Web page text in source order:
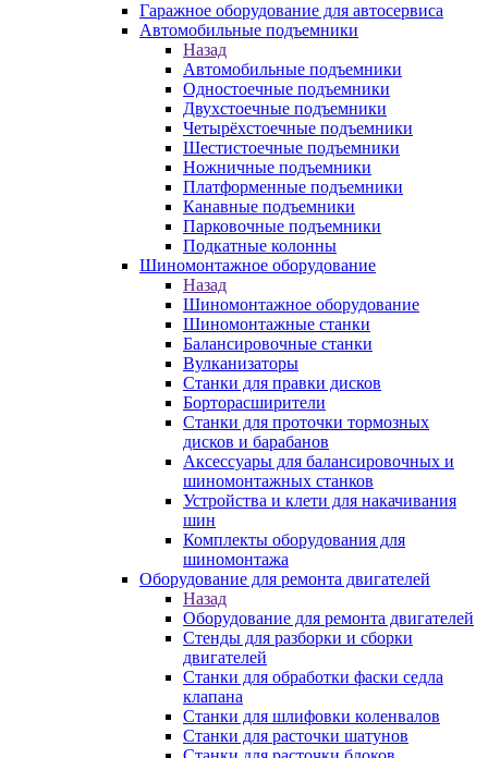
Гаражное оборудование для автосервиса
Автомобильные подъемники
Назад
Автомобильные подъемники
Одностоечные подъемники
Двухстоечные подъемники
Четырёхстоечные подъемники
Шестистоечные подъемники
Ножничные подъемники
Платформенные подъемники
Канавные подъемники
Парковочные подъемники
Подкатные колонны
Шиномонтажное оборудование
Назад
Шиномонтажное оборудование
Шиномонтажные станки
Балансировочные станки
Вулканизаторы
Станки для правки дисков
Борторасширители
Станки для проточки тормозных
дисков и барабанов
Аксессуары для балансировочных и
шиномонтажных станков
Устройства и клети для накачивания
шин
Комплекты оборудования для
шиномонтажа
Оборудование для ремонта двигателей
Назад
Оборудование для ремонта двигателей
Стенды для разборки и сборки
двигателей
Станки для обработки фаски седла
клапана
Станки для шлифовки коленвалов
Станки для расточки шатунов